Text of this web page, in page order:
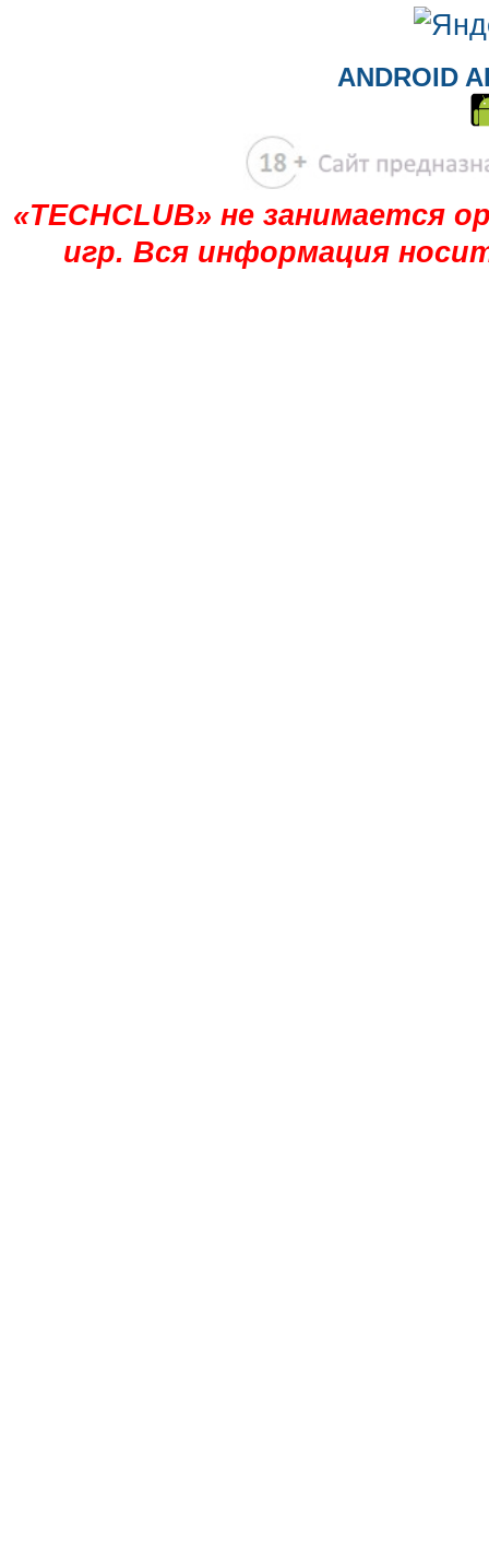
ANDROID
«TECHCLUB» не занимается
игр. Вся информация